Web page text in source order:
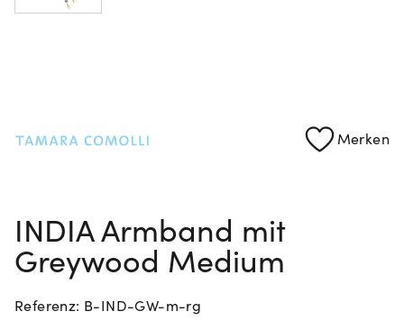
Merken
INDIA Armband mit
Greywood Medium
Referenz: B-IND-GW-m-rg